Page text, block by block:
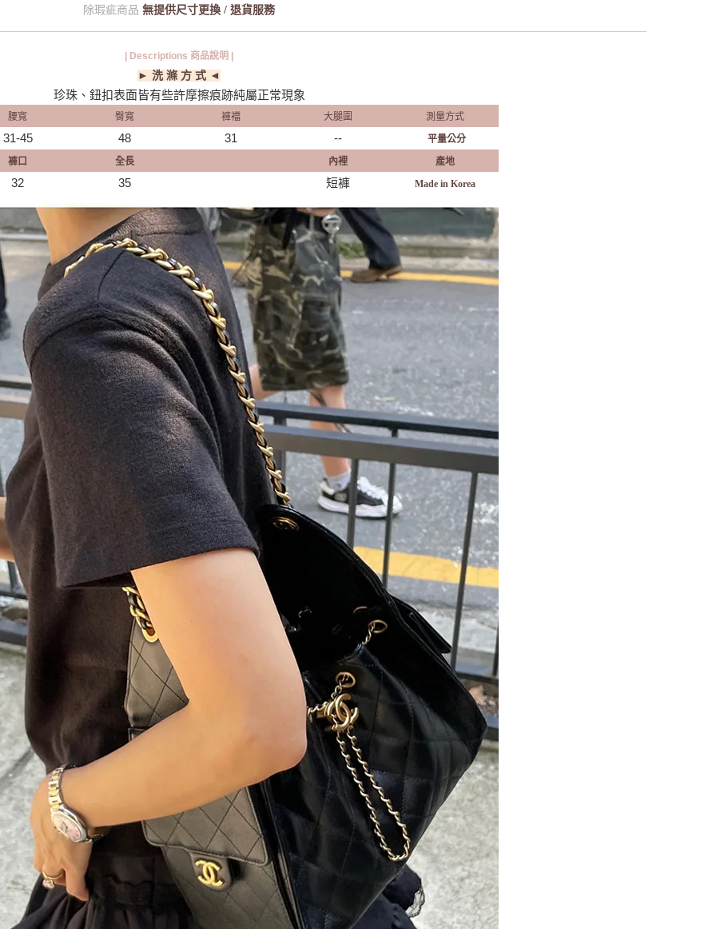
除瑕疵商品 無提供尺寸更換 / 退貨服務
| Descriptions 商品說明 |
► 洗 滌 方 式 ◄
珍珠、鈕扣表面皆有些許摩擦痕跡純屬正常現象
腰寬 臀寬 褲襠 大腿圍 測量方式
31-45 48 31 --
平量公分
褲口
全長 內裡 產地
32 35 短褲 Made in Korea